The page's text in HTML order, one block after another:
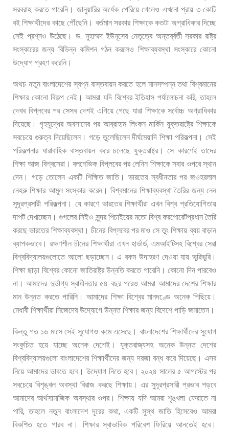
সরবরাহ করতে পারেনি। জানুয়ারির অর্ধেক পেরিয়ে গেলেও এখনো প্রায় ৩ কোটি
বই শিক্ষার্থীদের কাছে পৌঁছেনি। বর্তমান সরকার শিক্ষাকে কতটা অগ্রাধিকার দিচ্ছে
সেই প্রশ্নও উঠেছে। ড মুহাম্মদ ইউনূসের নেতৃত্বে অন্তর্র্বর্তী সরকার রাষ্ট্র
সংস্কারের জন্য বিভিন্ন কমিশন গঠন করলেও শিক্ষাব্যবস্থা সংস্কারে কোনো
উদ্যোগ গ্রহণ করেনি।
অথচ নতুন বাংলাদেশের স্বপ্ন বাস্তবায়ন করতে হলে মানসম্পন্ন তথা বিশ্বমানের
শিক্ষার কোনো বিকল্প নেই। আমরা যদি বিশ্বের ইতিহাস পর্যালোচনা করি,তাহলে
দেখব বিপ্লবের পর সেসব দেশই এগিয়ে গেছে যারা শিক্ষাকে সর্বোচ্চ অগ্রাধিকার
দিয়েছে। গৃহযুদ্ধের অবসানের পর আব্রাহাম লিংকন মার্কিন যুক্তরাষ্ট্রে শিক্ষাকে
সবচেয়ে গুরুত্ব দিয়েছিলেন। গড়ে তুলেছিলেন দীর্ঘমেয়াদি শিক্ষা পরিকল্পনা। সেই
পরিকল্পনার ধারাবাহিক বাস্তবায়ন করে চলেছে যুক্তরাষ্ট্র। সে কারণেই তাদের
শিক্ষা আজ বিশ্বসেরা। বলশেভিক বিপ্লবের পর লেনিন শিক্ষাকে সবার ওপরে স্থান
দেন।
গড়ে তোলেন একটি শিক্ষিত জাতি। ভারতের স্বধীনতার পর জওহরলাল
নেহরু শিক্ষার আমূল সংস্কার করেন। বিশ্বমানের শিক্ষাব্যবস্থা তৈরির জন্য নেন
সুদূরপ্রসারী পরিকল্পনা। যে কারণে ভারতের শিক্ষার্থীরা এখন বিশ্ব প্রতিযোগিতায়
দাপট দেখাচ্ছেন। গুগলের সিইও সুন্দর পিচাইয়ের মতো বিশ্ব করপোরেটপ্রধান তৈরি
করছে ভারতের শিক্ষাব্যবস্থা। চীনের বিপ্লবের পর মাও সে তুং শিক্ষায় ব্যয় বাড়ান
ব্যাপকভাবে। রক্ষণশীল চীনের শিক্ষার্থীরা এখন হার্ভার্ড, এমআইটিসহ বিশ্বের সেরা
বিশ্ববিদ্যালয়গুলোতে আলো ছড়াচ্ছেন। এ রকম উদাহরণ দেওয়া যায় ভূরিভূরি।
শিক্ষা ছাড়া বিশ্বের কোনো জাতিরাষ্ট্র উন্নতি করতে পারেনি। কোনো দিন পারবেও
না। আমাদের দুর্ভাগ্য স্বাধীনতার ৫৪ বছর পরেও আমরা আমাদের দেশের শিক্ষার
মান উন্নত করতে পারিনি। আমাদের শিক্ষা বিশ্বের মানদণ্ডে অনেক পিছিয়ে।
মেধাবী শিক্ষার্থীরা নিজেদের উদ্যোগে উন্নত শিক্ষার জন্য বিদেশে পাড়ি জমাতেন।
কিন্তু গত ১৬ মাসে সেই সুযোগও কমে এসেছে। বাংলাদেশের শিক্ষার্থীদের সুযোগ
সংকুচিত হয়ে যাচ্ছে অনেক দেশেই। যুক্তরাজ্যসহ অনেক উন্নত দেশের
বিশ্ববিদ্যালয়গুলো বাংলাদেশের শিক্ষার্থীদের জন্য দরজা বন্ধ করে দিয়েছে। এসব
নিয়ে আমাদের ভাবতে হবে। উদ্যোগ নিতে হবে। ২০২৪ সালের ৫ আগস্টের পর
সবচেয়ে বিশৃঙ্খল অবস্থা বিরাজ করছে শিক্ষায়। এর সুদূরপ্রসারী প্রভাব পড়বে
আমাদের আর্থসামাজিক অবস্থার ওপর। শিক্ষায় যদি আমরা শৃঙ্খলা ফেরাতে না
পারি,তাহলে নতুন বাংলাদেশ দূরের কথা, একটি সুস্থ জাতি হিসেবেও আমরা
বিকশিত হতে পারব না। শিক্ষার স্বাভাবিক পরিবেশ ফিরিয়ে আনতেই হবে।